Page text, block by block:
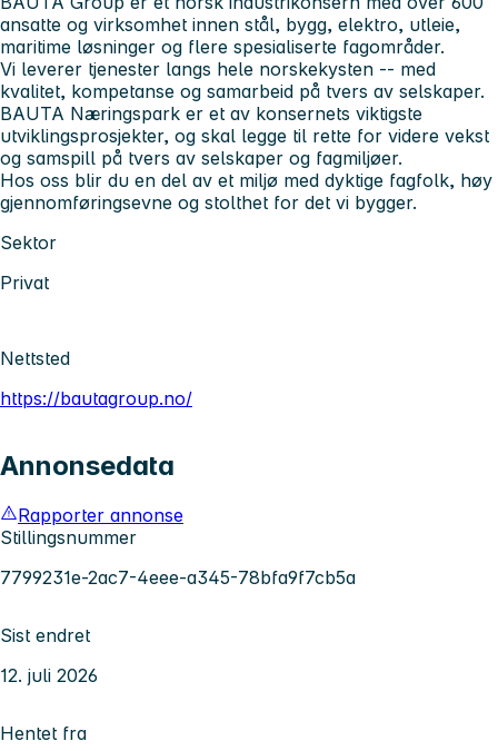
ansatte og virksomhet innen stål, bygg, elektro, utleie,
maritime løsninger og flere spesialiserte fagområder.
Vi leverer tjenester langs hele norskekysten -- med
kvalitet, kompetanse og samarbeid på tvers av selskaper.
BAUTA Næringspark er et av konsernets viktigste
utviklingsprosjekter, og skal legge til rette for videre vekst
og samspill på tvers av selskaper og fagmiljøer.
Hos oss blir du en del av et miljø med dyktige fagfolk, høy
gjennomføringsevne og stolthet for det vi bygger.
Sektor
Privat
Nettsted
https://bautagroup.no/
Annonsedata
Rapporter annonse
Stillingsnummer
7799231e-2ac7-4eee-a345-78bfa9f7cb5a
Sist endret
12. juli 2026
Hentet fra